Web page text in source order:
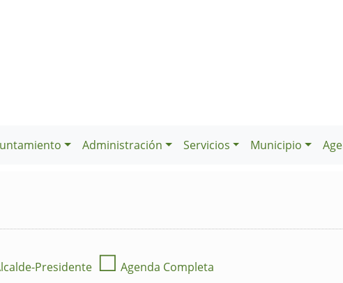
Administración Servicios Municipio
Presidente ☐ Agenda Completa